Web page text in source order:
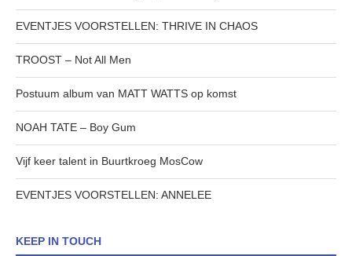
EVENTJES VOORSTELLEN: THRIVE IN CHAOS
TROOST – Not All Men
Postuum album van MATT WATTS op komst
NOAH TATE – Boy Gum
Vijf keer talent in Buurtkroeg MosCow
EVENTJES VOORSTELLEN: ANNELEE
KEEP IN TOUCH